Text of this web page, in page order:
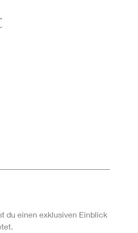
du einen exklusiven Einblick